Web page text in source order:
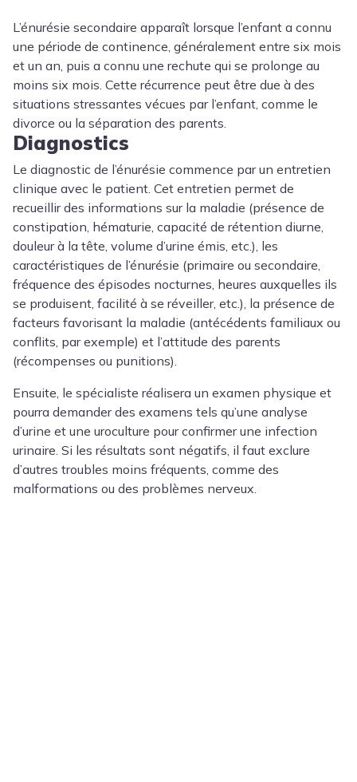
L’énurésie secondaire apparaît lorsque l’enfant a connu
une période de continence, généralement entre six mois
et un an, puis a connu une rechute qui se prolonge au
moins six mois. Cette récurrence peut être due à des
situations stressantes vécues par l’enfant, comme le
divorce ou la séparation des parents.
Diagnostics
Le diagnostic de l’énurésie commence par un entretien
clinique avec le patient. Cet entretien permet de
recueillir des informations sur la maladie (présence de
constipation, hématurie, capacité de rétention diurne,
douleur à la tête, volume d’urine émis, etc.), les
caractéristiques de l’énurésie (primaire ou secondaire,
fréquence des épisodes nocturnes, heures auxquelles ils
se produisent, facilité à se réveiller, etc.), la présence de
facteurs favorisant la maladie (antécédents familiaux ou
conflits, par exemple) et l’attitude des parents
(récompenses ou punitions).
Ensuite, le spécialiste réalisera un examen physique et
pourra demander des examens tels qu’une analyse
d’urine et une uroculture pour confirmer une infection
urinaire. Si les résultats sont négatifs, il faut exclure
d’autres troubles moins fréquents, comme des
malformations ou des problèmes nerveux.